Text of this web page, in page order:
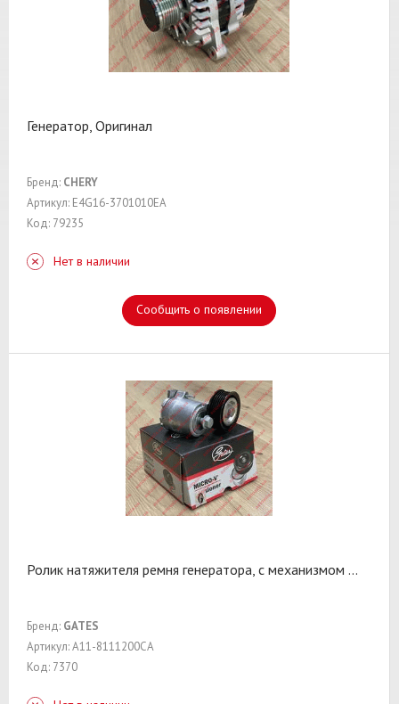
Генератор, Оригинал
Бренд: CHERY
Артикул: E4G16-3701010EA
Код: 79235
Нет в наличии
Сообщить о появлении
Ролик натяжителя ремня генератора, с механизмом ...
Бренд: GATES
Артикул: A11-8111200CA
Код: 7370